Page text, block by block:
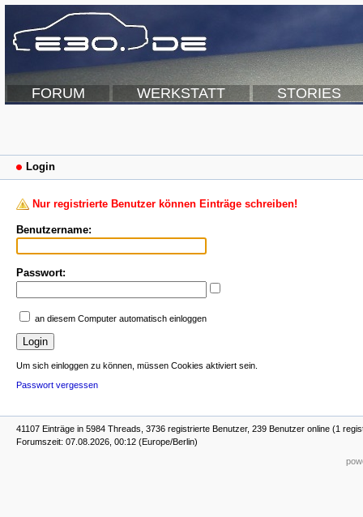
FORUM WERKSTATT STORIES
Login
Nur registrierte Benutzer können Einträge schreiben!
Benutzername:
Passwort:
an diesem Computer automatisch einloggen
Um sich einloggen zu können, müssen Cookies aktiviert sein.
Passwort vergessen
41107 Einträge in 5984 Threads, 3736 registrierte Benutzer, 239 Benutzer online (1
Forumszeit: 07.08.2026, 00:12 (Europe/Berlin)